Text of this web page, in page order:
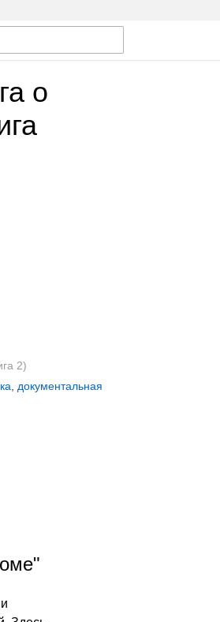
о
2)
документальная